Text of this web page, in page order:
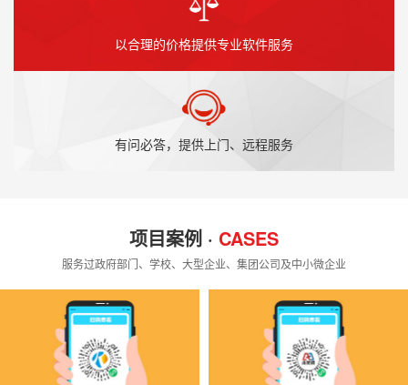
以合理的价格提供专业软件服务
有问必答，提供上门、远程服务
项目案例 · CASES
服务过政府部门、学校、大型企业、集团公司及中小微企业